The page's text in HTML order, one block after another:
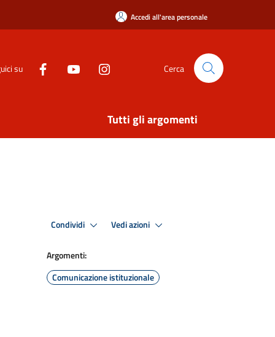
Accedi all'area personale
su Cerca
Tutti gli argomenti
Condividi Vedi azioni
Argomenti:
Comunicazione istituzionale